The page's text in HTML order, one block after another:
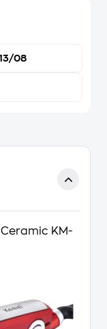
08
Ceramic KM-